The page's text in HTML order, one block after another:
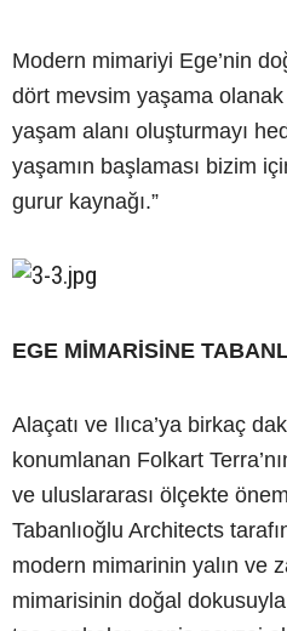
Modern mimariyi Ege’nin
dört mevsim yaşama
yaşam alanı oluşturmayı
yaşamın başlaması bizim
gurur kaynağı.”
EGE MİMARİSİNE
Alaçatı ve Ilıca’ya birkaç
konumlanan Folkart
ve uluslararası ölçekte
Tabanlıoğlu Architects
modern mimarinin yalın ve
mimarisinin doğal